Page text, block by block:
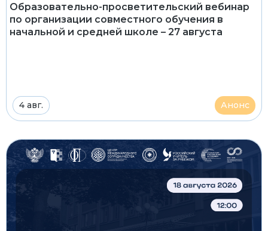
Образовательно-просветительский вебинар
по организации совместного обучения в
начальной и средней школе – 27 августа
4 авг. Анонс